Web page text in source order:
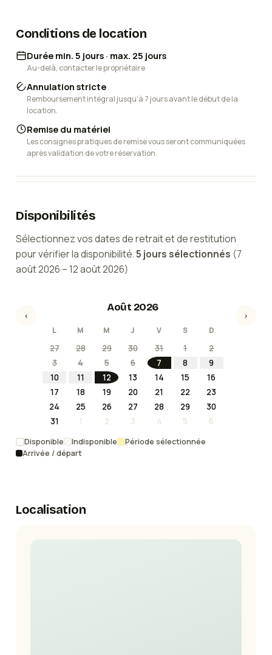
Conditions de location
Durée min. 5 jours · max. 25 jours
Au-delà, contacter le propriétaire
Annulation stricte
Remboursement intégral jusqu'à 7 jours avant le début de la
location.
Remise du matériel
Les consignes pratiques de remise vous seront communiquées
après validation de votre réservation.
Disponibilités
Sélectionnez vos dates de retrait et de restitution
pour vérifier la disponibilité.5 jours sélectionnés (7
août 2026 –12 août 2026)
‹
Août 2026
L M M J V S D
27 28 29 30 31 1
2
3
4 5 6 7 8
9
10
11 12 13 14 15
16
17
18 19 20 21 22
23
24
25 26 27 28 29
30
31
1 2 3 4 5 6
›
Disponible Indisponible
Période sélectionnée
Arrivée / départ
Localisation